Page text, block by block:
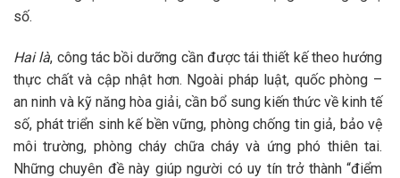
số.
Hai là, công tác bồi dưỡng cần được tái thiết kế theo hướng
thực chất và cập nhật hơn. Ngoài pháp luật, quốc phòng –
an ninh và kỹ năng hòa giải, cần bổ sung kiến thức về kinh tế
số, phát triển sinh kế bền vững, phòng chống tin giả, bảo vệ
môi trường, phòng cháy chữa cháy và ứng phó thiên tai.
Những chuyên đề này giúp người có uy tín trở thành “điểm